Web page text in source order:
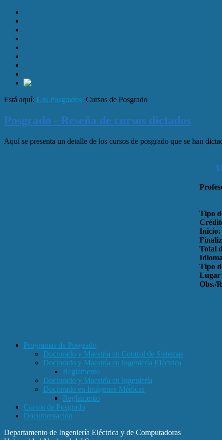
Está aquí: Los Posgrados Cursos de Posgrado
Posgrado - Reseña de cursos dictados
Aquí se presenta un detalle de los cursos de posgrado que se han
Tipo
Inicio:
Total
Tipo
Lugar
Obs./
Programas de Posgrado
Doctorado y Maestría en Control de Sistemas
Doctorado y Maestría en Ingeniería Eléctrica
Reglamento
Doctorado y Maestría en Ingeniería
Doctorado en Imágenes Médicas
Reglamento
Cursos de Posgrado
Documentación
Departamento de Ingeniería Eléctrica y de Computadoras